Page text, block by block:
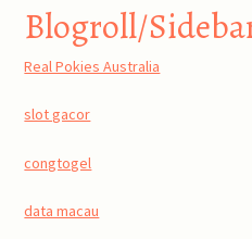
Blogroll/
Real Pokies Australia
slot gacor
congtogel
data macau